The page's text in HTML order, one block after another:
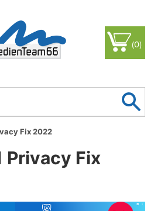
(0)
Fix 2022
Privacy Fix